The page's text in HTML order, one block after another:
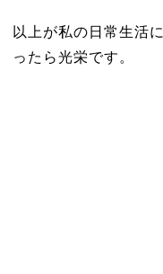
以上が私の日常生活
ったら光栄です。